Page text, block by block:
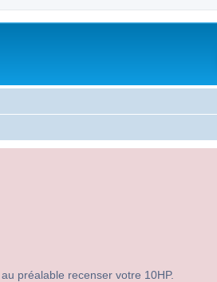
préalable recenser votre 10HP.